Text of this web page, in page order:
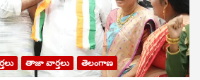
తాజా వార్తలు తెలంగాణ